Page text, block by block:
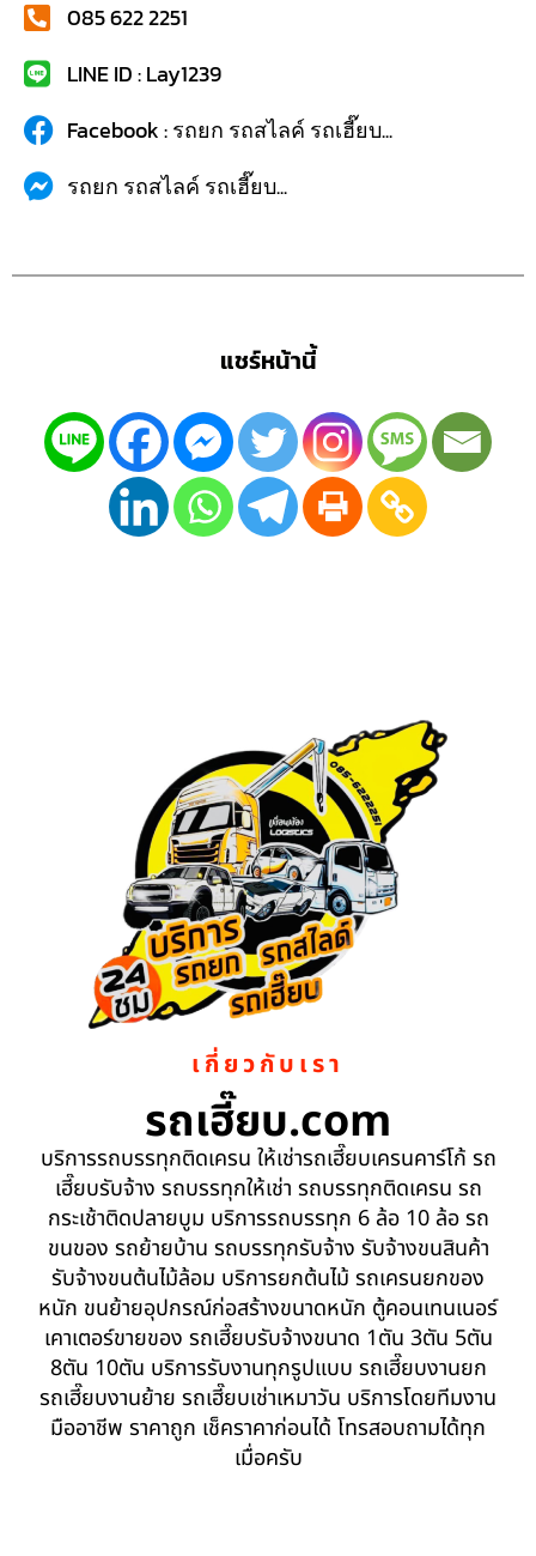
085 622 2251
LINE ID : Lay1239
Facebook : รถยก รถสไลค์ รถเฮี๊ยบ...
รถยก รถสไลค์ รถเฮี๊ยบ...
แชร์หน้านี้
เกี่ยวกับเรา
รถเฮี๊ยบ.com
บริการรถบรรทุกติดเครน ให้เช่ารถเฮี๊ยบเครนคาร์โก้ รถ
เฮี๊ยบรับจ้าง รถบรรทุกให้เช่า รถบรรทุกติดเครน รถ
กระเช้าติดปลายบูม บริการรถบรรทุก 6 ล้อ 10 ล้อ รถ
ขนของ รถย้ายบ้าน รถบรรทุกรับจ้าง รับจ้างขนสินค้า
รับจ้างขนต้นไม้ล้อม บริการยกต้นไม้ รถเครนยกของ
หนัก ขนย้ายอุปกรณ์ก่อสร้างขนาดหนัก ตู้คอนเทนเนอร์
เคาเตอร์ขายของ รถเฮี๊ยบรับจ้างขนาด 1ตัน 3ตัน 5ตัน
8ตัน 10ตัน บริการรับงานทุกรูปแบบ รถเฮี๊ยบงานยก
รถเฮี๊ยบงานย้าย รถเฮี๊ยบเช่าเหมาวัน บริการโดยทีมงาน
มืออาชีพ ราคาถูก เช็คราคาก่อนได้ โทรสอบถามได้ทุก
เมื่อครับ